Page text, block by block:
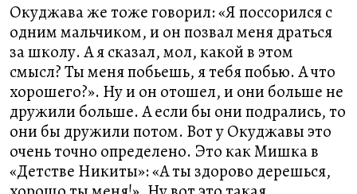
Окуджава же тоже говорил: «Я поссорился с
одним мальчиком, и он позвал меня драться
за школу. А я сказал, мол, какой в этом
смысл? Ты меня побьешь, я тебя побью. А что
хорошего?». Ну и он отошел, и они больше не
дружили больше. А если бы они подрались, то
они бы дружили потом. Вот у Окуджавы это
очень точно определено. Это как Мишка в
«Детстве Никиты»: «А ты здорово дерешься,